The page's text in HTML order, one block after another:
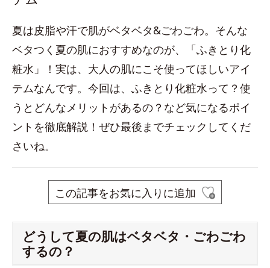
夏は皮脂や汗で肌がベタベタ&ごわごわ。そんな
ベタつく夏の肌におすすめなのが、「ふきとり化
粧水」！実は、大人の肌にこそ使ってほしいアイ
テムなんです。今回は、ふきとり化粧水って？使
うとどんなメリットがあるの？など気になるポイ
ントを徹底解説！ぜひ最後までチェックしてくだ
さいね。
この記事をお気に入りに追加
どうして夏の肌はベタベタ・ごわごわ
するの？